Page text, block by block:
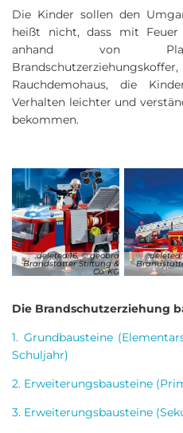
Die Kinder sollen den
heißt nicht, dass mit
anhand von
Rauchdemohaus, die
Verhalten leichter und
bekommen.
:deleted:16, © geobra
Brandstätter Stiftung &
Co. KG
Die Brandschutzerziehung
1. Grundbausteine
Schuljahr)
2. Erweiterungsbausteine
3. Erweiterungsbausteine